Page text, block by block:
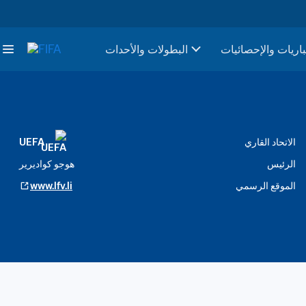
البطولات والأحدات والإحصائيات
الاتحاد القاري
UEFA
الرئيس
هوجو كواديرير
الموقع الرسمي
www.lfv.li